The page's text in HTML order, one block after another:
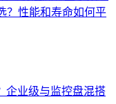
？性能和寿命如何平